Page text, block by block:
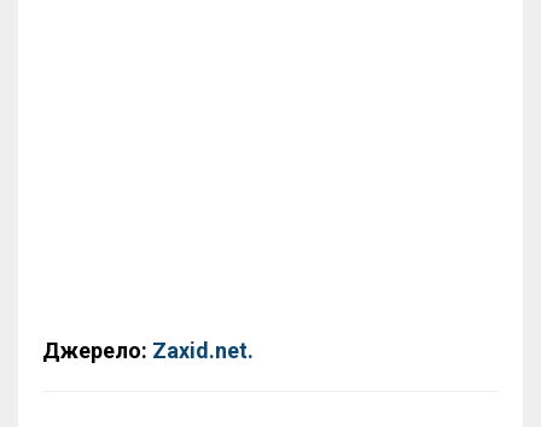
Джерело: Zaxid.net.